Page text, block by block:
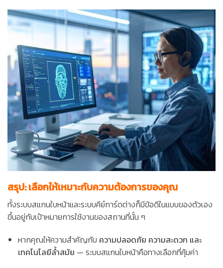
สรุป: เลือกให้เหมาะกับความต้องการของคุณ
ทั้งระบบสแกนใบหน้าและระบบคีย์การ์ดต่างก็มีข้อดีในแบบของตัวเอง
ขึ้นอยู่กับเป้าหมายการใช้งานของสถานที่นั้น ๆ
หากคุณให้ความสำคัญกับ ความปลอดภัย ความสะดวก และ
เทคโนโลยีล้ำสมัย — ระบบสแกนใบหน้าคือทางเลือกที่คุ้มค่า